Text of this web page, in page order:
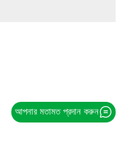
আপনার মতামত প্রদান করুন